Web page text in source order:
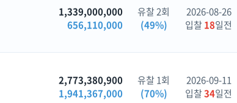
1,339,000,000
656,110,000
유찰 2회
(49%)
2026-08-26
입찰18일전
2,773,380,900
1,941,367,000
유찰 1회
(70%)
2026-09-11
입찰34일전